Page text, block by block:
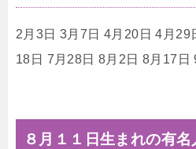
2月3日 3月7日 4月20日 4月29
18日 7月28日 8月2日 8月17日
８月１１日生まれの有名